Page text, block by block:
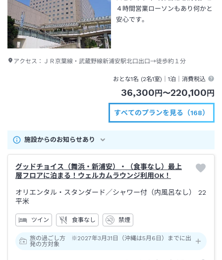
４時間営業ローソンもあり何かと
安心です。
アクセス： ＪＲ京葉線・武蔵野線新浦安駅北口出口→徒歩約１分
おとな1名 (2名1室)｜1泊 ｜消費税込
36,300円〜220,100円
すべてのプランを見る（168）
施設からのお知らせあり
グッドチョイス（舞浜・新浦安）・（食事なし）最上
層フロアに泊まる！ウェルカムラウンジ利用OK！
オリエンタル・スタンダード ／シャワー付（内風呂なし） 22
平米
ツイン 食事なし 禁煙
旅の過ごし方 ※2027年3月31日（沖縄は5月6日）までに出
発の方対象